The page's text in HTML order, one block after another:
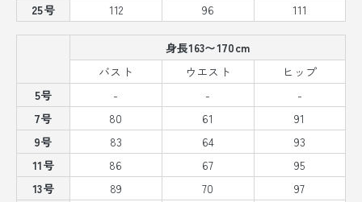
25号
112 96 111
身長163〜170cm
バスト
ウエスト
ヒップ
5号
- -
-
7号
80 61
91
9号
83 64
93
11号
86 67
95
13号
89 70
97